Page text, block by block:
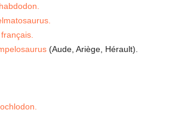
(Aude, Ariège, Hérault).